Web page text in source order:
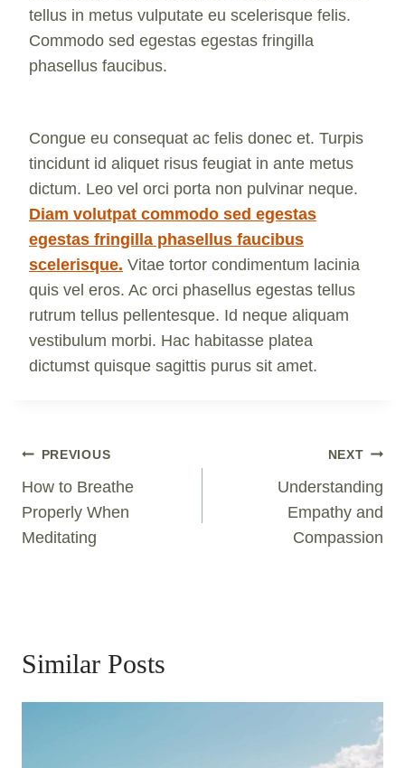
tellus in metus vulputate eu scelerisque felis.
Commodo sed egestas egestas fringilla
phasellus faucibus.
Congue eu consequat ac felis donec et. Turpis
tincidunt id aliquet risus feugiat in ante metus
dictum. Leo vel orci porta non pulvinar neque.
Diam volutpat commodo sed egestas
egestas fringilla phasellus faucibus
scelerisque. Vitae tortor condimentum lacinia
quis vel eros. Ac orci phasellus egestas tellus
rutrum tellus pellentesque. Id neque aliquam
vestibulum morbi. Hac habitasse platea
dictumst quisque sagittis purus sit amet.
Post
Navigation
PREVIOUS
How to Breathe
Properly When
Meditating
NEXT
Understanding
Empathy and
Compassion
Similar Posts